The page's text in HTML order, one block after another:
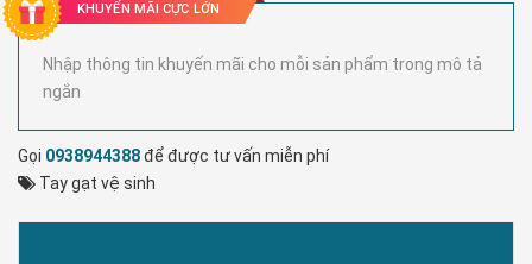
KHUYẾN MÃI CỰC LỚN
Nhập thông tin khuyến mãi cho mỗi sản phẩm trong mô tả
ngắn
Gọi 0938944388để được tư vấn miễn phí
Tay gạt vệ sinh